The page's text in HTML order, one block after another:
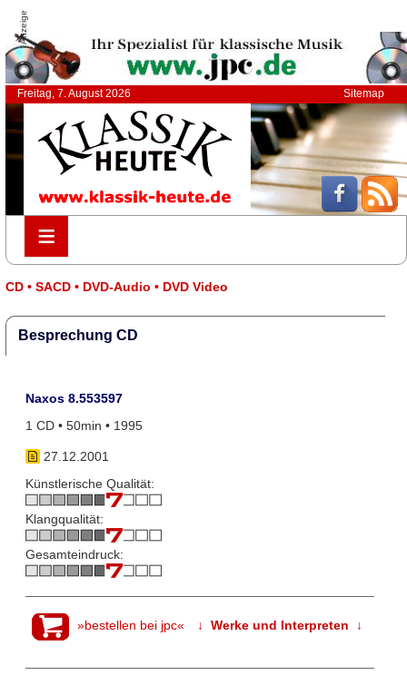
Anzeige
Freitag, 7. August 2026 Sitemap
≡
≡
CD • SACD • DVD-Audio • DVD Video
Besprechung CD
Naxos 8.553597
1 CD • 50min • 1995
27.12.2001
Künstlerische Qualität:
Klangqualität:
Gesamteindruck:
»bestellen bei jpc« ↓ Werke und Interpreten ↓